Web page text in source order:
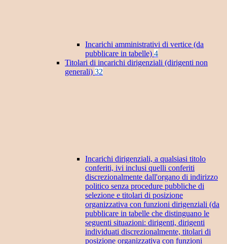
Incarichi amministrativi di vertice (da
pubblicare in tabelle) 4
Titolari di incarichi dirigenziali (dirigenti non
generali) 32
Incarichi dirigenziali, a qualsiasi titolo
conferiti, ivi inclusi quelli conferiti
discrezionalmente dall'organo di indirizzo
politico senza procedure pubbliche di
selezione e titolari di posizione
organizzativa con funzioni dirigenziali (da
pubblicare in tabelle che distinguano le
seguenti situazioni: dirigenti, dirigenti
individuati discrezionalmente, titolari di
posizione organizzativa con funzioni